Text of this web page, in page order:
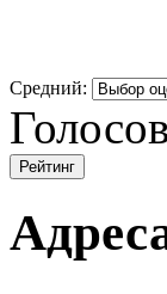
Средний: